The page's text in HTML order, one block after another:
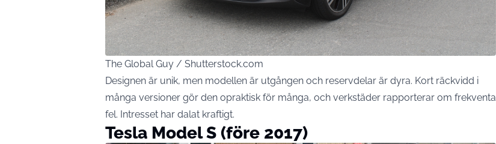
The Global Guy / Shutterstock.com
Designen är unik, men modellen är utgången och reservdelar är dyra. Kort räckvidd i
många versioner gör den opraktisk för många, och verkstäder rapporterar om frekventa
fel. Intresset har dalat kraftigt.
Tesla Model S (före 2017)